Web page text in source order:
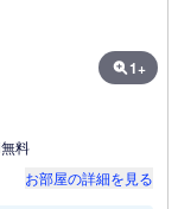
1+
料
お部屋の詳細を見る